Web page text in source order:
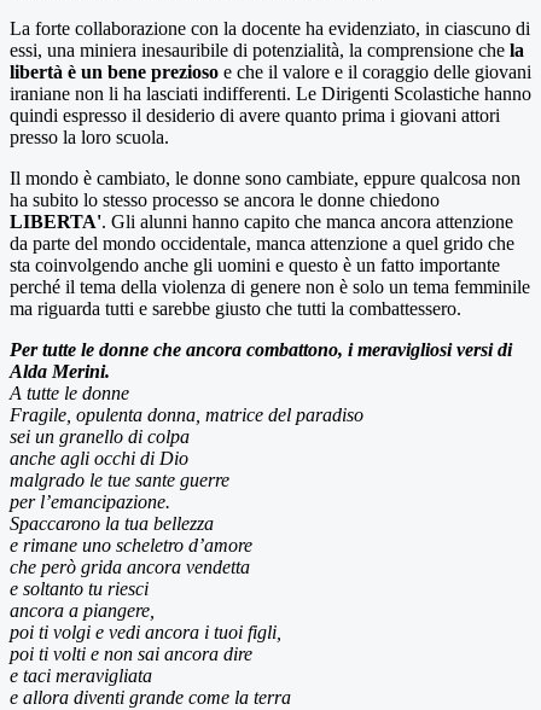
La forte collaborazione con la docente ha evidenziato, in ciascuno di
essi, una miniera inesauribile di potenzialità, la comprensione che la
libertà è un bene prezioso e che il valore e il coraggio delle giovani
iraniane non li ha lasciati indifferenti. Le Dirigenti Scolastiche hanno
quindi espresso il desiderio di avere quanto prima i giovani attori
presso la loro scuola.
Il mondo è cambiato, le donne sono cambiate, eppure qualcosa non
ha subito lo stesso processo se ancora le donne chiedono
LIBERTA'. Gli alunni hanno capito che manca ancora attenzione
da parte del mondo occidentale, manca attenzione a quel grido che
sta coinvolgendo anche gli uomini e questo è un fatto importante
perché il tema della violenza di genere non è solo un tema femminile
ma riguarda tutti e sarebbe giusto che tutti la combattessero.
Per tutte le donne che ancora combattono, i meravigliosi versi di
Alda Merini.
A tutte le donne
Fragile, opulenta donna, matrice del paradiso
sei un granello di colpa
anche agli occhi di Dio
malgrado le tue sante guerre
per l’emancipazione.
Spaccarono la tua bellezza
e rimane uno scheletro d’amore
che però grida ancora vendetta
e soltanto tu riesci
ancora a piangere,
poi ti volgi e vedi ancora i tuoi figli,
poi ti volti e non sai ancora dire
e taci meravigliata
e allora diventi grande come la terra